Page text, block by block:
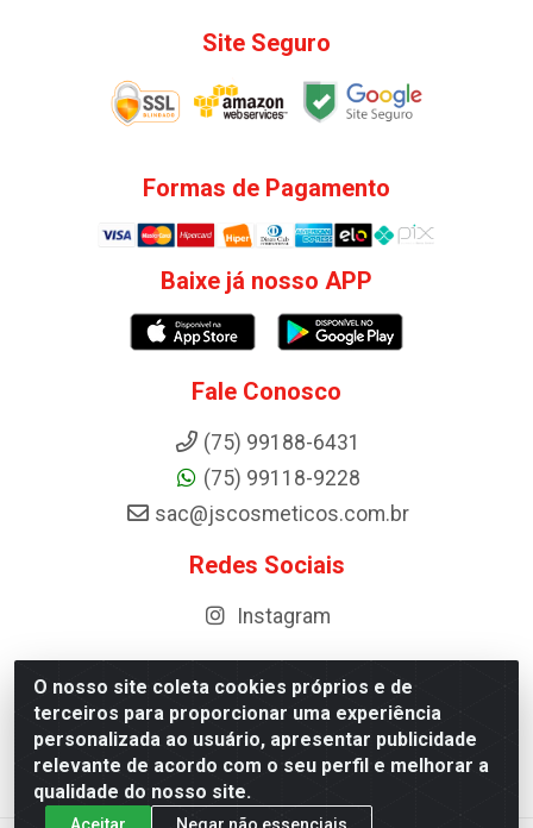
O nosso site coleta cookies próprios e de
terceiros para proporcionar uma experiência
personalizada ao usuário, apresentar publicidade
relevante de acordo com o seu perfil e melhorar a
qualidade do nosso site.
Aceitar Negar não essenciais
Site Seguro
Formas de Pagamento
Baixe já nosso APP
Fale Conosco
(75) 99188-6431
(75) 99118-9228
sac@jscosmeticos.com.br
Redes Sociais
Instagram
Distribuidora de Cosméticos Antoneto LTDA - BA-052,
km 87 - Industrial, Ipirá - BA, 44600-000 - CNPJ
10.984.107/0001-75